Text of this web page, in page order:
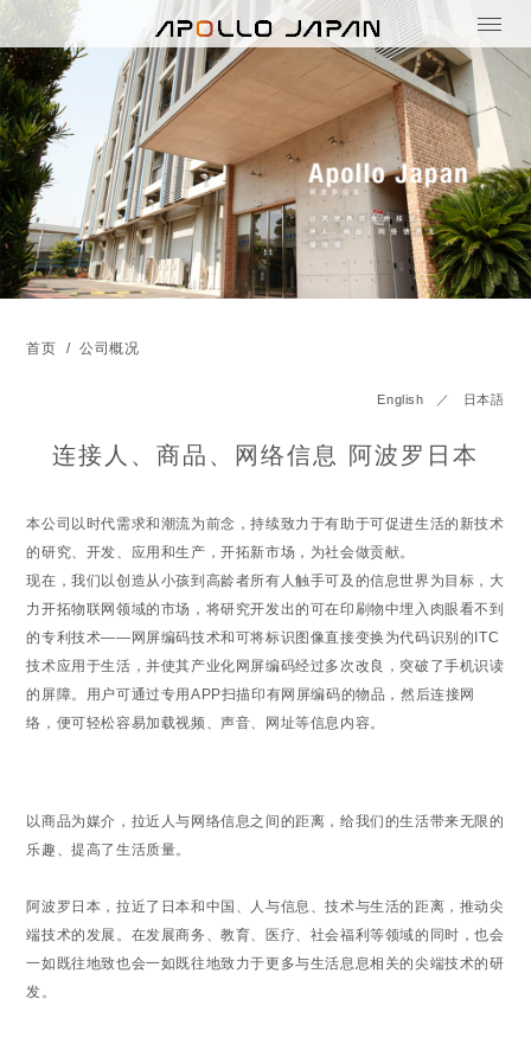
首页 公司概况
English ／ 日本語
连接人、商品、网络信息 阿波罗日本
本公司以时代需求和潮流为前念，持续致力于有助于可促进生活的新技术
的研究、开发、应用和生产，开拓新市场，为社会做贡献。
现在，我们以创造从小孩到高龄者所有人触手可及的信息世界为目标，大
力开拓物联网领域的市场，将研究开发出的可在印刷物中埋入肉眼看不到
的专利技术——网屏编码技术和可将标识图像直接变换为代码识别的ITC
技术应用于生活，并使其产业化网屏编码经过多次改良，突破了手机识读
的屏障。用户可通过专用APP扫描印有网屏编码的物品，然后连接网
络，便可轻松容易加载视频、声音、网址等信息内容。
以商品为媒介，拉近人与网络信息之间的距离，给我们的生活带来无限的
乐趣、提高了生活质量。
阿波罗日本，拉近了日本和中国、人与信息、技术与生活的距离，推动尖
端技术的发展。在发展商务、教育、医疗、社会福利等领域的同时，也会
一如既往地致也会一如既往地致力于更多与生活息息相关的尖端技术的研
发。